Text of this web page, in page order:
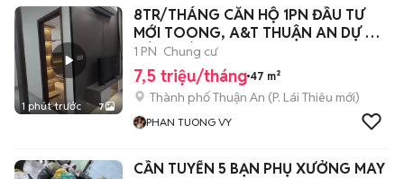
1 phút trước 7
8TR/THÁNG CĂN HỘ 1PN ĐẦU TƯ
MỚI TOONG, A&T THUẬN AN DỰ ÁN
HÚT KHÁCH
1 PN Chung cư
7,5 triệu/tháng 47 m²
Thành phố Thuận An (P. Lái Thiêu mới)
PHAN TUONG VY
CẦN TUYỂN 5 BẠN PHỤ XƯỞNG MAY